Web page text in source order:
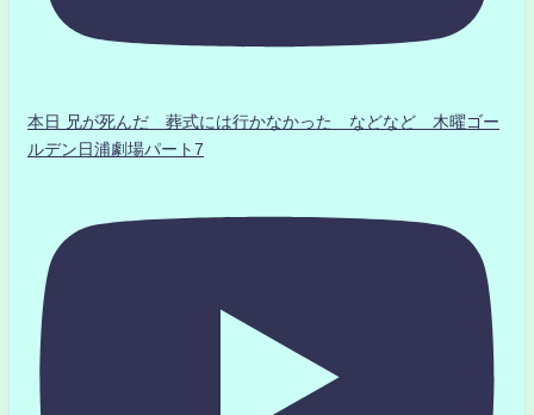
本日 兄が死んだ 葬式には行かなかった などなど 木曜ゴー
ルデン日浦劇場パート7